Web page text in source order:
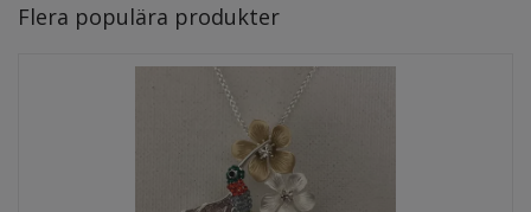
Flera populära produkter